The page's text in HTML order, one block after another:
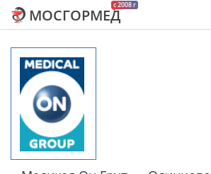
c 2008 г
МОСГОРМЕД